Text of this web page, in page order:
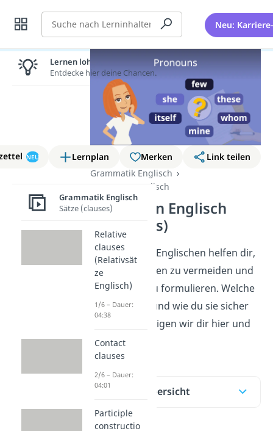
Suche Neu:
NEU Lernplan Merken
Link teilen
Grammatik Englisch
Pronomen Englisch
Pronomen Englisch
(pronouns)
Pronomen
im Englischen helfen dir,
Wiederholungen zu vermeiden und
Sätze klarer zu formulieren. Welche
Arten es gibt und wie du sie sicher
anwendest, zeigen wir dir hier und
imVideo.
Inhaltsübersicht
Lernen lohnt sich!
Entdecke hier deine Chancen.
Grammatik Englisch
Sätze (clauses)
Relative
clauses
(Relativsät
ze
Englisch)
1/6 – Dauer:
04:38
Contact
clauses
2/6 – Dauer:
04:01
Participle
constructio